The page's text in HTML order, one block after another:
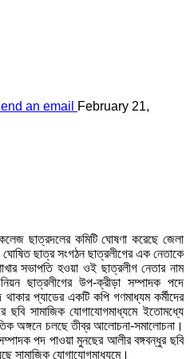
an email
February 21,
ছাত্রদলের কমিটি ঘোষণা করেছে জেলা
ছাত্র সংগঠন ছাত্রলীগের এক নেতাকে
সভাপতি হওয়া ওই ছাত্রলীগ নেতার নাম
ছাত্রলীগের উপ-ক্রীড়া সম্পাদক পদে
প্যাডের একটি কপি গণমাধ্যম কর্মীদের
ছবি সামাজিক যোগাযোগমাধ্যমে ইতোমধ্যে
অঙ্গনে চলছে তীব্র আলোচনা-সমালোচনা।
পদ পাওয়া মুনছের আলীর বঙ্গবন্ধুর ছবি
সামাজিক যোগাযোগমাধ্যমে।